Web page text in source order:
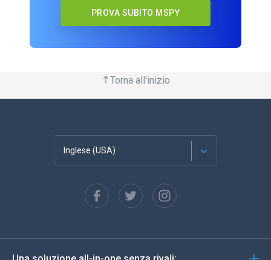
PROVA SUBITO MSPY
Torna all'inizio
Inglese (USA)
Español
Deutsch